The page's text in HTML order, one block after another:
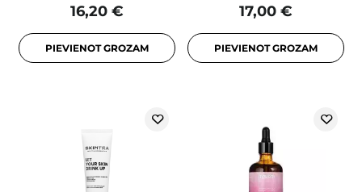
16,20 €
PIEVIENOT GROZAM
17,00 €
PIEVIENOT GROZAM